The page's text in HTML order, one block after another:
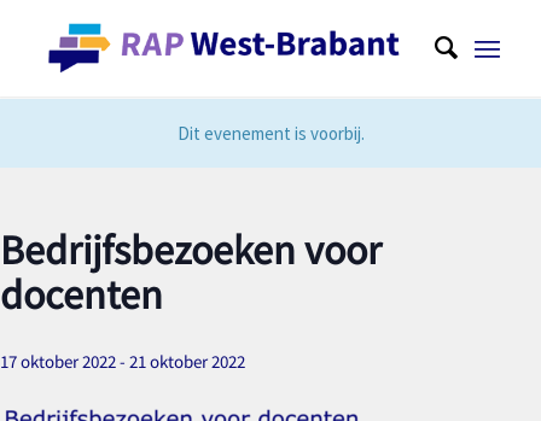
Dit evenement is voorbij.
Bedrijfsbezoeken voor
docenten
17 oktober 2022- 21 oktober 2022